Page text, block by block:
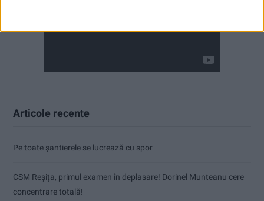
Articole recente
Pe toate șantierele se lucrează cu spor
CSM Reșița, primul examen în deplasare! Dorinel Munteanu cere
concentrare totală!